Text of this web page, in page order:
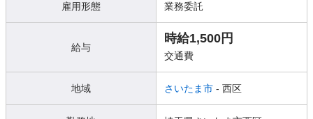
雇用形態 業務委託
給与
時給1,500円
交通費
地域 さいたま市 - 西区